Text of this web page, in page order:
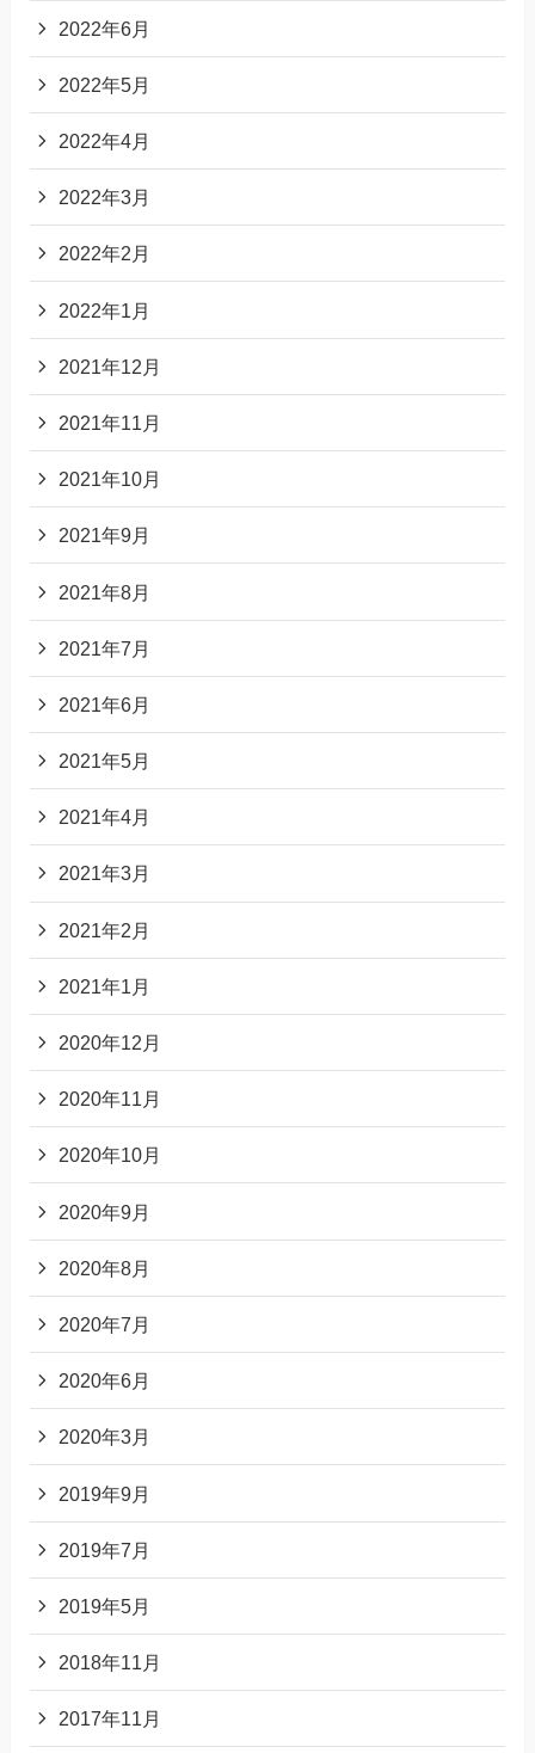
2022年6月
2022年5月
2022年4月
2022年3月
2022年2月
2022年1月
2021年12月
2021年11月
2021年10月
2021年9月
2021年8月
2021年7月
2021年6月
2021年5月
2021年4月
2021年3月
2021年2月
2021年1月
2020年12月
2020年11月
2020年10月
2020年9月
2020年8月
2020年7月
2020年6月
2020年3月
2019年9月
2019年7月
2019年5月
2018年11月
2017年11月